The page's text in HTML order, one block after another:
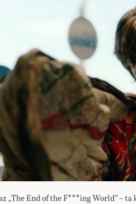
„The End of the F***ing World” –